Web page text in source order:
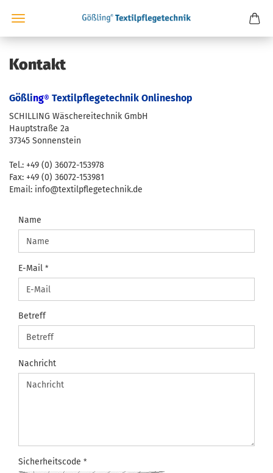
Kontakt
Gößling® Textilpflegetechnik Onlineshop
SCHILLING Wäschereitechnik GmbH
Hauptstraße 2a
37345 Sonnenstein
Tel.: +49 (0) 36072-153978
Fax: +49 (0) 36072-153981
Email: info@textilpflegetechnik.de
KONTAKT
Name
E-Mail
Betreff
Nachricht
Sicherheitscode